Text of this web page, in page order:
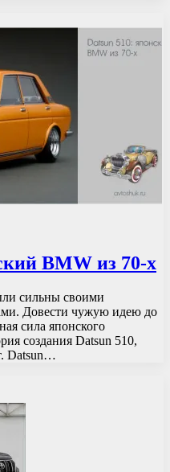
BMW из 70-х
сильны своими
Довести чужую идею до
сила японского
создания Datsun 510,
Datsun…